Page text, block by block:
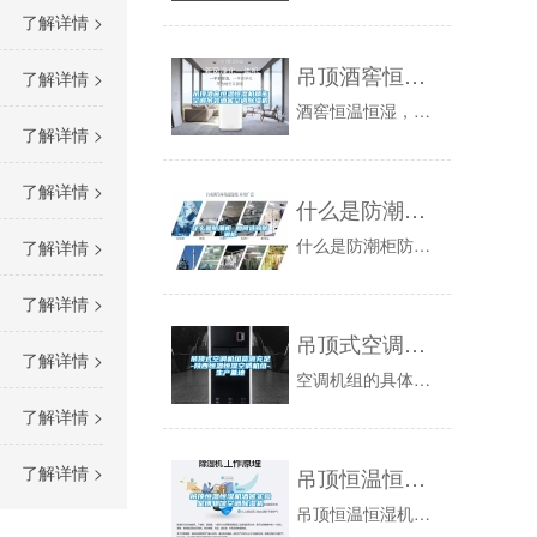
了解详情 >
了解详情 >
了解详情 >
了解详情 >
了解详情 >
了解详情 >
了解详情 >
了解详情 >
了解详情 >
吊顶酒窖恒温恒湿机精密空调吊装酒窖空调除湿机
酒窖恒温恒湿，顾名思义是用来储藏酒的一个空间，因为酒在生产发酵与储存过程中对环境温度与湿度有较高要求，178杭州8821实验7031恒温恒湿...
什么是防潮柜 如何选购防潮柜
什么是防潮柜防潮柜是说运用各种除湿技术有效地降低柜内湿度，从而达到防潮、防霉、防氧化、防锈、防微量吸湿等目的。防潮柜产品特点模组式设计：本机...
吊顶式空调机组货源充足-陕西恒温恒湿空调机组-生产基地
空调机组的具体分类，恒温恒湿空调机组厂家定制，按结构型式分类，可分为卧式、立式和吊顶式;按用途特征分类，可分为通用机组、新风机组、净化机组和...
吊顶恒温恒湿机酒窖实验室博物馆空调除湿机
吊顶恒温恒湿机酒窖实验室博物馆空调除湿机，恒温恒湿机由制冷系统，加热系统，控制系统，湿度系统，送风循环系统，176杭州和传感器系统等组成，上...